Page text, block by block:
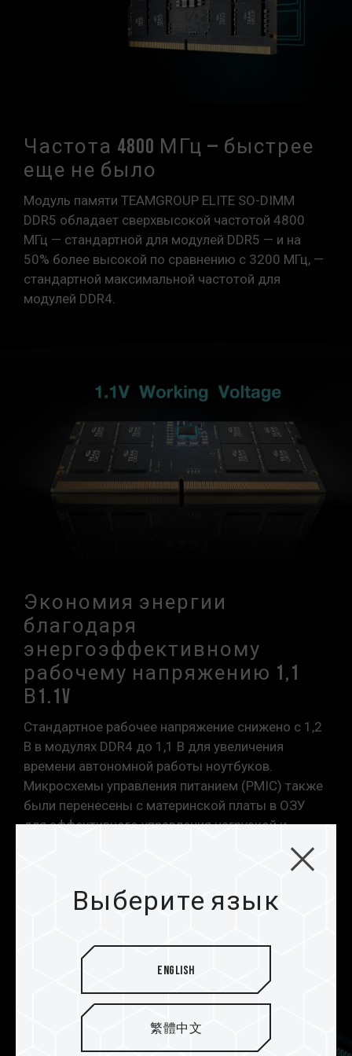
противном случае память может не достичь
заявленной частоты разгона.
Модули памяти TEAMGROUP тестируются в
соответствующую службу послепродажного
обслуживания производителя процессора
или материнской платы.
Частота 4800 МГц — быстрее
еще не было
Модуль памяти TEAMGROUP ELITE SO-DIMM
DDR5 обладает сверхвысокой частотой 4800
МГц — стандартной для модулей DDR5 — и на
50% более высокой по сравнению с 3200 МГц, —
стандартной максимальной частотой для
модулей DDR4.
Экономия энергии
благодаря
энергоэффективному
рабочему напряжению 1,1
В1.1V
Стандартное рабочее напряжение снижено с 1,2
В в модулях DDR4 до 1,1 В для увеличения
времени автономной работы ноутбуков.
Микросхемы управления питанием (PMIC) также
были перенесены с материнской платы в ОЗУ
для эффективного управления нагрузкой и
Выберите язык
English
繁體中文